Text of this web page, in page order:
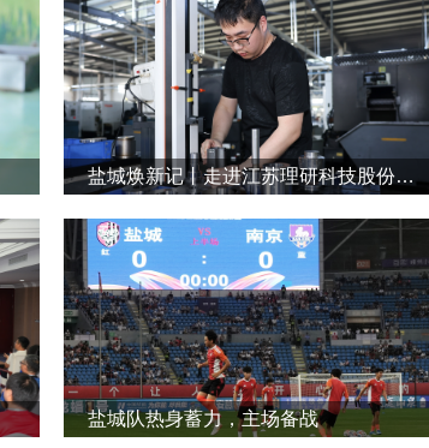
盐城焕新记丨走进江苏理研科技股份有限公司
盐城队热身蓄力，主场备战